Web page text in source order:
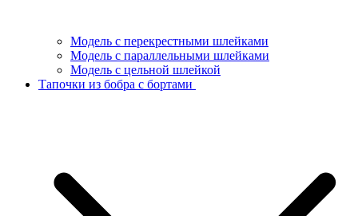
Модель с перекрестными шлейками
Модель с параллельными шлейками
Модель с цельной шлейкой
Тапочки из бобра с бортами